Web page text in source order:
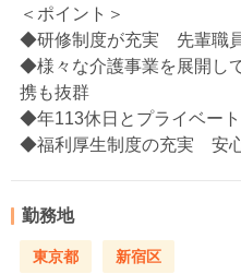
＜ポイント＞
◆研修制度が充実 先輩職
◆様々な介護事業を展開し
携も抜群
◆年113休日とプライベー
◆福利厚生制度の充実 安
勤務地
東京都 新宿区